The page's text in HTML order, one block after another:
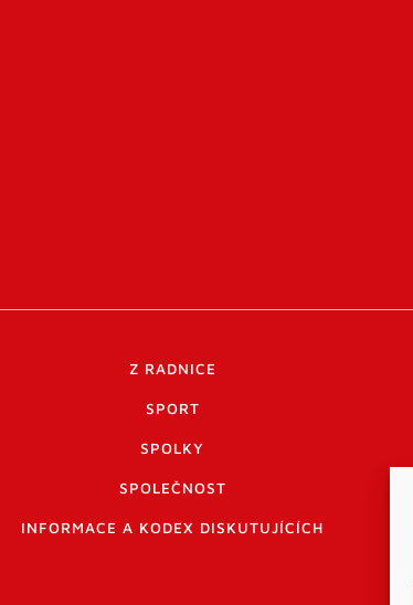
Z RADNICE
SPORT
SPOLKY
SPOLEČNOST
INFORMACE A KODEX DISKUTUJÍCÍCH